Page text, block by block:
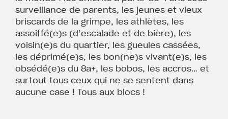
surveillance de parents, les jeunes et vieux
briscards de la grimpe, les athlètes, les
assoiffé(e)s (d’escalade et de bière), les
voisin(e)s du quartier, les gueules cassées,
les déprimé(e)s, les bon(ne)s vivant(e)s, les
obsédé(e)s du 8a+, les bobos, les accros… et
surtout tous ceux qui ne se sentent dans
aucune case ! Tous aux blocs !